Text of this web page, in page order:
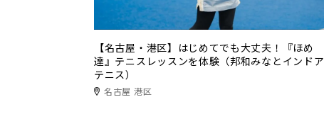
【名古屋・港区】はじめてでも大丈夫！『ほめ
達』テニスレッスンを体験（邦和みなとインドア
テニス）
名古屋 港区